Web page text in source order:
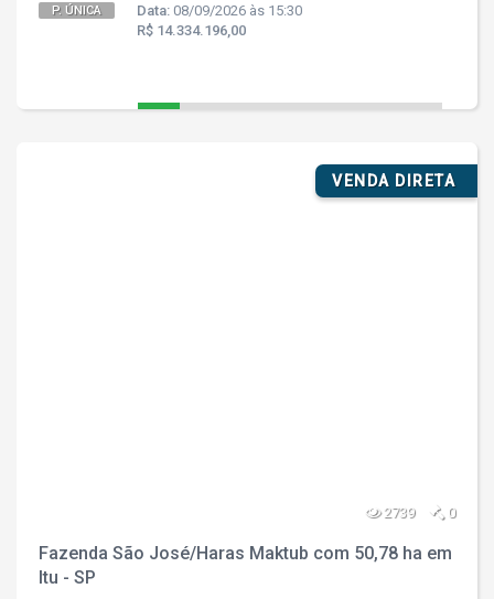
P. ÚNICA
Data: 08/09/2026 às 15:30
R$ 14.334.196,00
VENDA DIRETA
2739 0
Fazenda São José/Haras Maktub com 50,78 ha em
Itu - SP